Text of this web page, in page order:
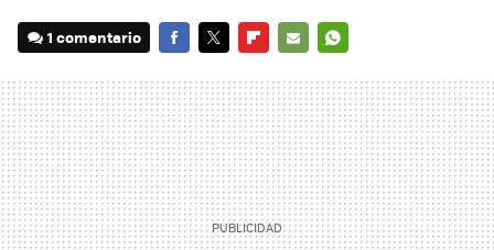
1 comentario
MAIL